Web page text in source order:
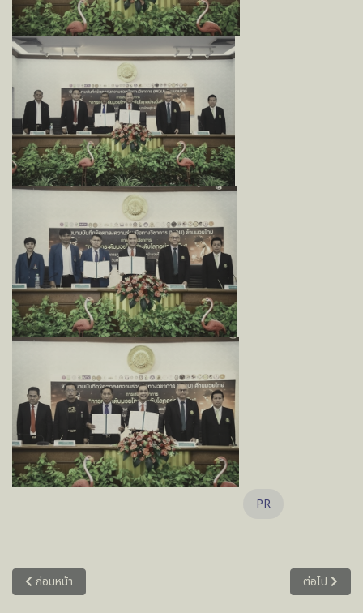
PR
เนื้อหาก่อนหน้า: การจัดประชุมวิชาการ “ผลกระทบทางเศรษฐกิจและนโยบายส
ก่อนหน้า เนื้อหาถัดไป
ต่อไป